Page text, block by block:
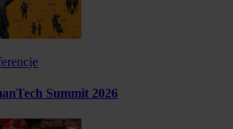
Summit 2026